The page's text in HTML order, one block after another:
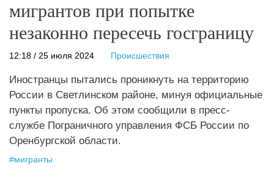
мигрантов при попытке
незаконно пересечь госграницу
12:18 / 25 июля 2024 Происшествия
Иностранцы пытались проникнуть на территорию
России в Светлинском районе, минуя официальные
пункты пропуска. Об этом сообщили в пресс-
службе Пограничного управления ФСБ России по
Оренбургской области.
#мигранты